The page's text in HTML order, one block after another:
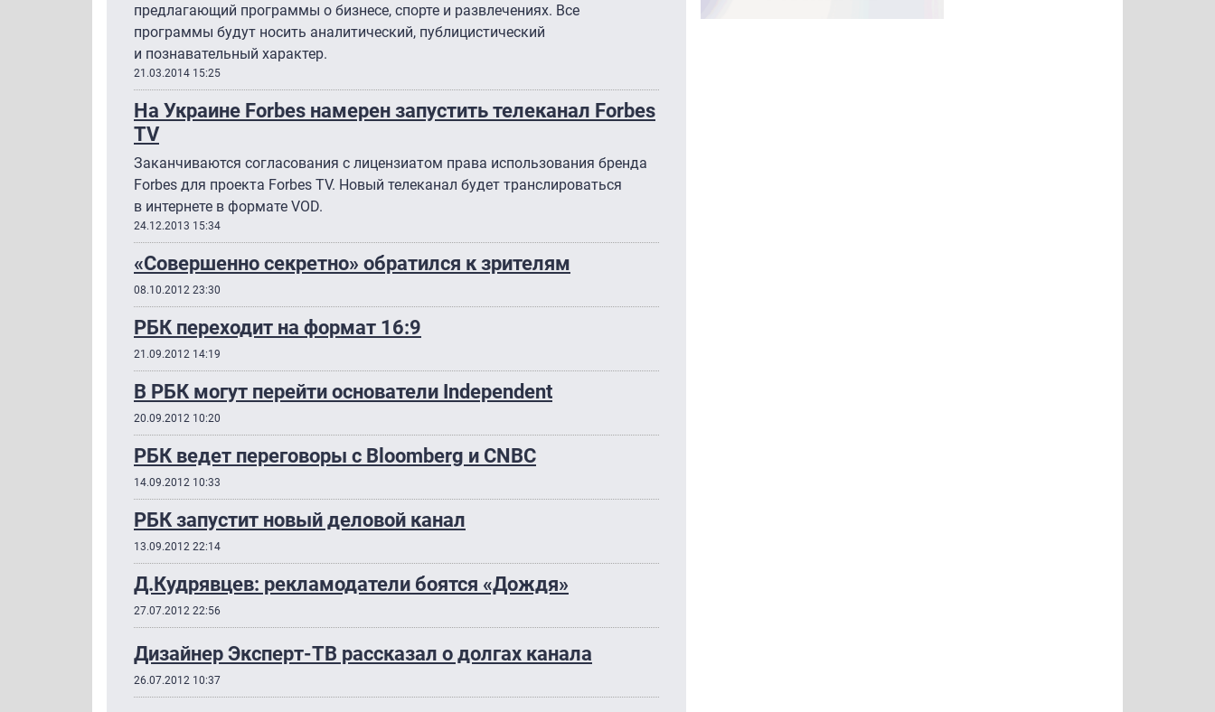
предлагающий программы о бизнесе, спорте и развлечениях. Все
программы будут носить аналитический, публицистический
и познавательный характер.
21.03.2014 15:25
На Украине Forbes намерен запустить телеканал Forbes
TV
Заканчиваются согласования с лицензиатом права использования бренда
Forbes для проекта Forbes TV. Новый телеканал будет транслироваться
в интернете в формате VOD.
24.12.2013 15:34
«Совершенно секретно» обратился к зрителям
08.10.2012 23:30
РБК переходит на формат 16:9
21.09.2012 14:19
В РБК могут перейти основатели Independent
20.09.2012 10:20
РБК ведет переговоры с Bloomberg и CNBC
14.09.2012 10:33
РБК запустит новый деловой канал
13.09.2012 22:14
Д.Кудрявцев: рекламодатели боятся «Дождя»
27.07.2012 22:56
Дизайнер Эксперт-ТВ рассказал о долгах канала
26.07.2012 10:37